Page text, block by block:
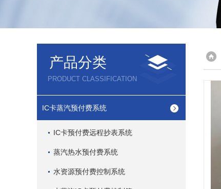
产品分类
PRODUCT CLASSIFICATION
IC卡蒸汽预付费系统
IC卡预付费远程抄表系统
蒸汽热水预付费系统
水资源预付费控制系统